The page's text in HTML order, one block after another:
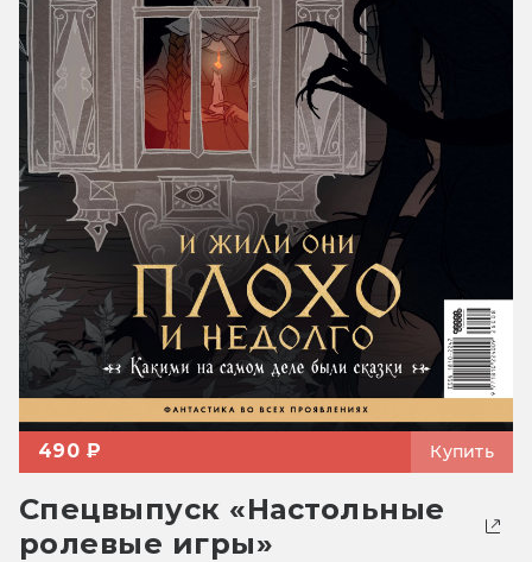
490 ₽ Купить
Спецвыпуск «Настольные
ролевые игры»